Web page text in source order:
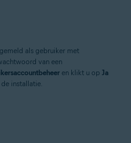
als gebruiker met
van een
en klikt u op Ja
installatie.